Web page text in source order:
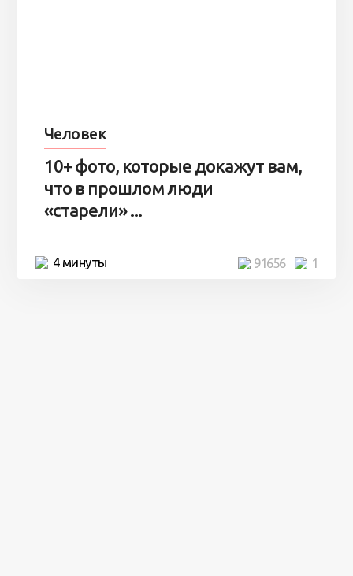
Человек
10+ фото, которые докажут вам,
что в прошлом люди
«старели» ...
4 минуты 1
91656